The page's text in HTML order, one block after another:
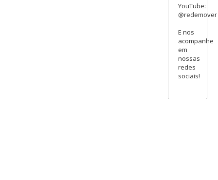
YouTube:
@redemover
E nos
acompanhe
em
nossas
redes
sociais!